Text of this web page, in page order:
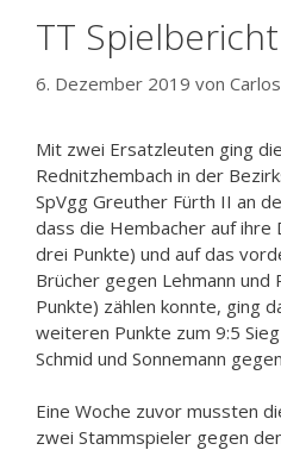
TT
6. Dezember 2019 von
Mit zwei Ersatzleuten ging
Rednitzhembach in der
SpVgg Greuther Fürth II an
dass die Hembacher auf
drei Punkte) und auf das
Brücher gegen Lehmann
Punkte) zählen konnte, ging
weiteren Punkte zum 9:5
Schmid und Sonnemann
Eine Woche zuvor mussten
zwei Stammspieler gegen